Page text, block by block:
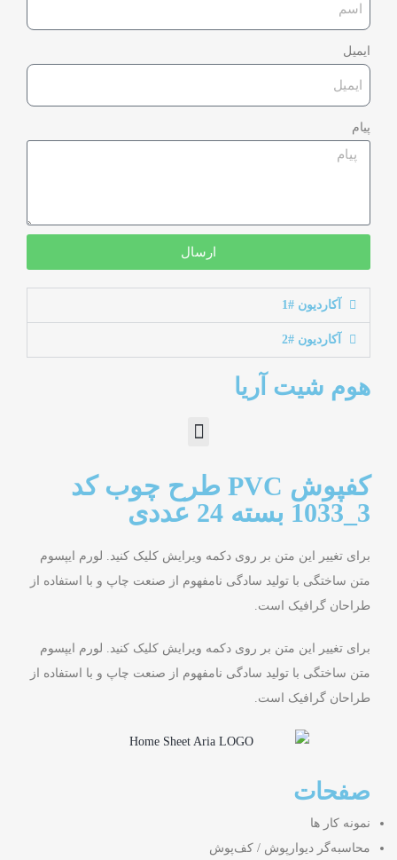
ایمیل
پیام
ارسال
آکاردیون #1
آکاردیون #2
هوم شیت آریا
کفپوش PVC طرح چوب کد
3_1033 بسته 24 عددی
برای تغییر این متن بر روی دکمه ویرایش کلیک کنید. لورم ایپسوم
متن ساختگی با تولید سادگی نامفهوم از صنعت چاپ و با استفاده از
طراحان گرافیک است.
برای تغییر این متن بر روی دکمه ویرایش کلیک کنید. لورم ایپسوم
متن ساختگی با تولید سادگی نامفهوم از صنعت چاپ و با استفاده از
طراحان گرافیک است.
صفحات
نمونه کار ها
محاسبه‌گر دیوارپوش / کف‌پوش